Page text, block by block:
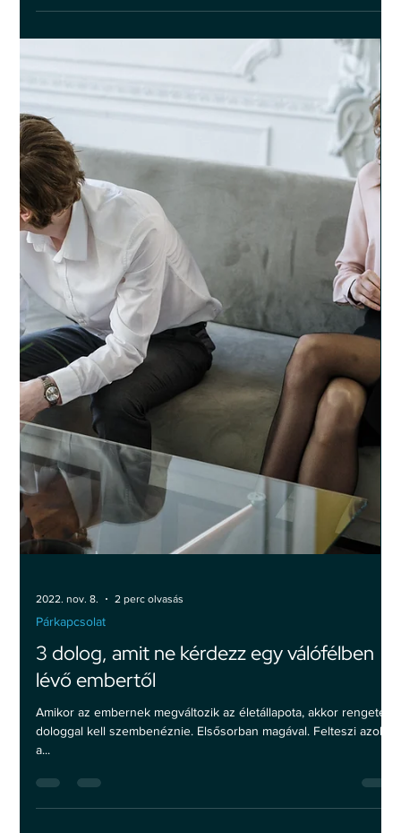
2022. dec. 16.
Párkapcsolat
Miért keressük olyan sokáig a párunkat?
Az élet egyik legnagyobb kihívása olyan párt találni, akivel illünk
életünket…...